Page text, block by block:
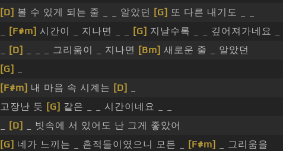
[D] 볼 수 있게 되는 줄 _ _ 알았던 [G] 또 다른 내기도 _ _
[F#m] 시간이 _ 지나면 _ _ [G] 지날수록 _ _ 깊어져가네요 _
[D] _ _ _ 그리움이 _ 지나면 [Bm] 새로운 줄 _ 알았던
[G]
[F#m] 내 마음 속 시계는 [D]
고장난 듯 [G] 같은 _ _ 시간이네요 _ _
[D]
_ 빗속에 서 있어도 난 그게 좋았어
[G] 네가 느끼는 _ 흔적들이였으니 모든 _ [F#m]
_ 그리움을